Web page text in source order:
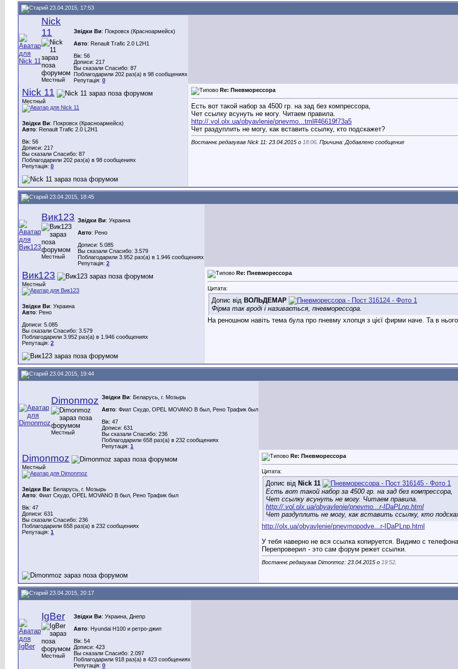
23.04.2015, 17:53
Nick
11
Местный
Звідки Ви: Покровск (Красноармейск)
Авто: Renault Trafic 2.0 L2H1
Вік: 56
Дописи: 217
Вы сказали Спасибо: 87
Поблагодарили 202 раз(а) в 98 сообщениях
Репутація: 0
Nick 11
Местный
Звідки Ви: Покровск (Красноармейск)
Авто: Renault Trafic 2.0 L2H1
Вік: 56
Дописи: 217
Вы сказали Спасибо: 87
Поблагодарили 202 раз(а) в 98 сообщениях
Репутація: 0
Re: Пневморессора
Есть вот такой набор за 4500 гр. на зад без компрессора,
Чет ссылку всунуть не могу. Читаем правила.
http://.vol.olx.ua/obyavlenie/pnevmo...tml#46619f73a5
Чет раздуплить не могу, как вставить ссылку, кто подскажет?
Востаннє редагував Nick 11: 23.04.2015 о 18:06 . Причина: Добавлено сообщение
23.04.2015, 18:45
Вик123
Местный
Звідки Ви: Украина
Авто: Рено
Дописи: 5.085
Вы сказали Спасибо: 3.579
Поблагодарили 3.952 раз(а) в 1.946 сообщениях
Репутація: 2
Вик123
Местный
Звідки Ви: Украина
Авто: Рено
Дописи: 5.085
Вы сказали Спасибо: 3.579
Поблагодарили 3.952 раз(а) в 1.946 сообщениях
Репутація: 2
Re: Пневморессора
Цитата:
Допис від ВОЛЬДЕМАР
Фірма так вроді і називається, пневморессора.
На реношном навіть тема була про пневму хлопця з цієї фирми наче. Та в
23.04.2015, 19:44
Dimonmoz
Местный
Звідки Ви: Беларусь, г. Мозырь
Авто: Фиат Скудо, OPEL MOVANO B был, Рено Трафик был
Вік: 47
Дописи: 631
Вы сказали Спасибо: 236
Поблагодарили 658 раз(а) в 232 сообщениях
Репутація: 1
Dimonmoz
Местный
Звідки Ви: Беларусь, г. Мозырь
Авто: Фиат Скудо, OPEL MOVANO B был, Рено Трафик был
Вік: 47
Дописи: 631
Вы сказали Спасибо: 236
Поблагодарили 658 раз(а) в 232 сообщениях
Репутація: 1
Re: Пневморессора
Цитата:
Допис від Nick 11
Есть вот такой набор за 4500 гр. на зад без компрессора,
Чет ссылку всунуть не могу. Читаем правила.
http://.vol.olx.ua/obyavlenie/pnevmo...r-IDaPLnp.html
Чет раздуплить не могу, как вставить ссылку, кто
http://olx.ua/obyavlenie/pnevmopodve...r-IDaPLnp.html
У тебя наверно не вся ссылка копируется. Видимо с
Перепроверил - это сам форум режет ссылки.
Востаннє редагував Dimonmoz: 23.04.2015 о 19:52
23.04.2015, 20:17
IgBer
Местный
Звідки Ви: Украина, Днепр
Авто: Hyundai H100 и ретро-джип
Вік: 54
Дописи: 423
Вы сказали Спасибо: 2.097
Поблагодарили 918 раз(а) в 423 сообщениях
Репутація: 0